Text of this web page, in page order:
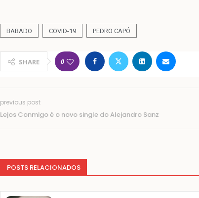
BABADO COVID-19 PEDRO CAPÓ
SHARE 0
previous post
Lejos Conmigo é o novo single do Alejandro Sanz
POSTS RELACIONADOS